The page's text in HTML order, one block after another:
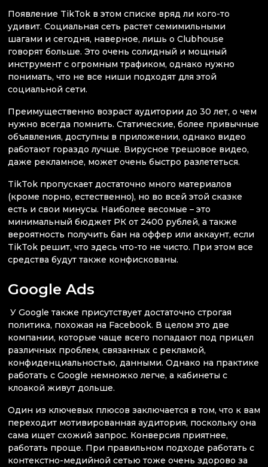
Появление TikTok в этом списке вряд ли кого-то
удивит. Социальная сеть растет семимильными
шагами и сегодня, наверное, лишь о Clubhouse
говорят больше. Это очень солидный и мощный
инструмент с огромным трафиком, однако нужно
понимать, что не все ниши подходят для этой
социальной сети.
Преимущественно возраст аудитории до 30 лет, о чем
нужно всегда помнить. Статические, более привычные
объявления, доступны в приложении, однако видео
работают гораздо лучше. Вирусное трешовое видео,
даже рекламное, может очень быстро разлететься.
TikTok пропускает достаточно много материалов
(кроме порно, естественно), но во всей этой сказке
есть и свои минусы. Наиболее весомые – это
минимальный бюджет РК от 2400 рублей, а также
вероятность получить бан на оффер или аккаунт, если
TikTok решит, что здесь что-то не чисто. При этом все
средства будут также конфискованы.
Google Ads
У Google также присутствует достаточно строгая
политика, похожая на Facebook. В целом это две
компании, которые чаще всего попадают под прицел
различных проблем, связанных с рекламой,
конфиденциальностью, данными. Однако на практике
работать с Google немножко легче, а кабинеты с
клоакой живут дольше.
Один из ключевых плюсов заключается в том, что к вам
переходит мотивированная аудитория, поскольку она
сама ищет схожий запрос. Конверсия приятнее,
работать проще. При правильном подходе работать с
контекстно-медийной сетью тоже очень здорово за